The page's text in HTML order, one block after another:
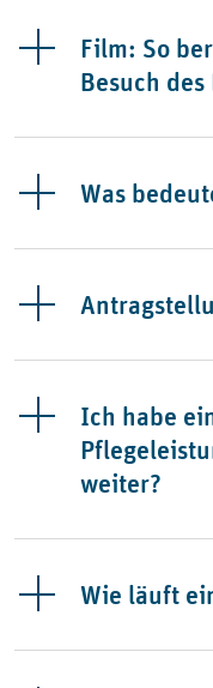
Film: So
Besuch
Was
Ich habe
weiter?
Wie läuft